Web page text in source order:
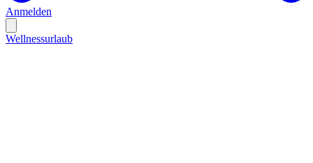
Anmelden
Wellnessurlaub